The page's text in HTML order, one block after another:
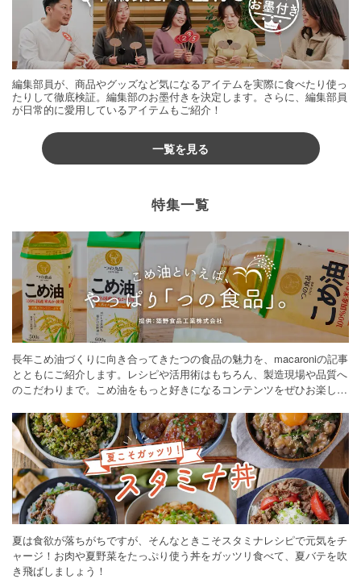
編集部員が、商品やグッズなど気になるアイテムを実際に食べたり使っ
たりして徹底検証。編集部のお墨付きを決定します。さらに、編集部員
が日常的に愛用しているアイテムもご紹介！
一覧を見る
特集一覧
長年こめ油づくりに向き合ってきたつの食品の魅力を、macaroniの記事
とともにご紹介します。レシピや活用術はもちろん、製造現場や品質へ
のこだわりまで。こめ油をもっと好きになるコンテンツをぜひお楽しみ
夏は食欲が落ちがちですが、そんなときこそスタミナレシピで元気をチ
ャージ！お肉や夏野菜をたっぷり使う丼をガッツリ食べて、夏バテを吹
き飛ばしましょう！